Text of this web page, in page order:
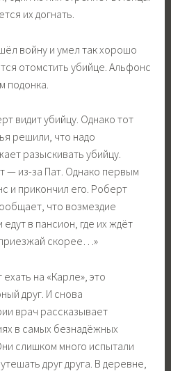
их догнать.
войну и умел так хорошо
отомстить убийце. Альфонс
подонка.
видит убийцу. Однако тот
решили, что надо
разыскивать убийцу.
— из-за Пат. Однако первым
и прикончил его. Роберт
что возмездие
в пансион, где их ждёт
скорее…»
на «Карле», это
друг. И снова
врач рассказывает
в самых безнадёжных
слишком много испытали
друг друга. В деревне,